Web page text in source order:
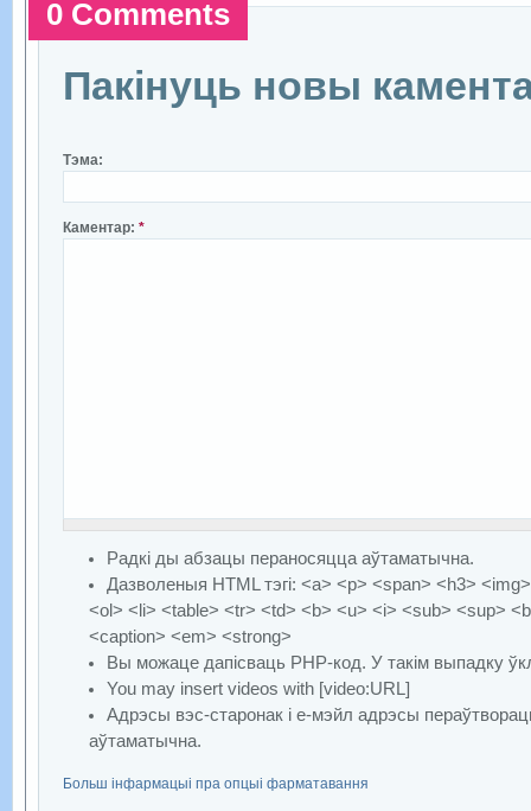
0 Comments
Пакінуць новы
Тэма:
Каментар: *
Радкі ды абзацы пераносяцца аўтаматычна.
Дазволеныя HTML тэгі: <a> <p> <span> <h3>
<ol> <li> <table> <tr> <td> <b> <u> <i> <sub> <sup>
<caption> <em> <strong>
Вы можаце дапісваць PHP-код. У такім выпадку
You may insert videos with [video:URL]
Адрэсы вэс-старонак і е-мэйл адрэсы
аўтаматычна.
Больш інфармацыі пра опцыі фарматавання